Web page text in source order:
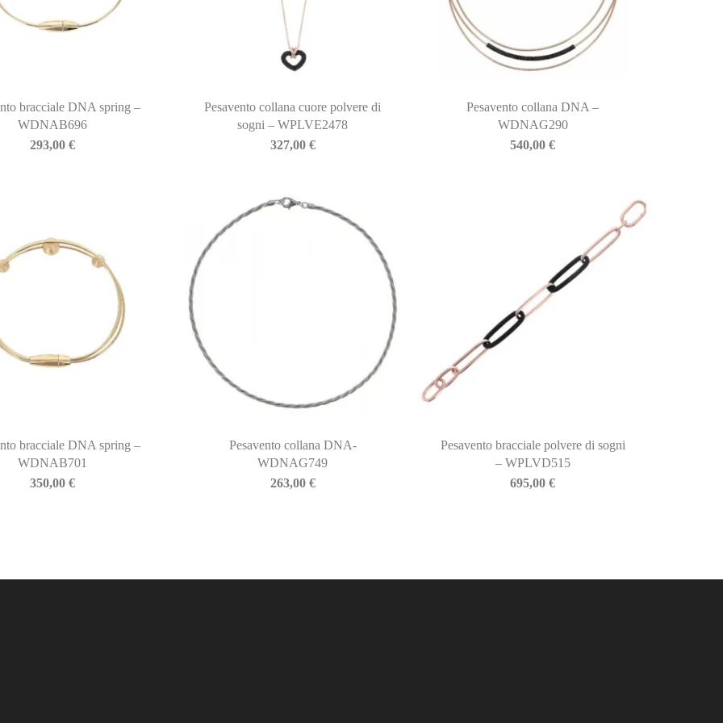
bracciale DNA spring –
WDNAB696
293,00€
Pesavento collana cuore polvere di
sogni – WPLVE2478
327,00 €
Pesavento collana DNA –
WDNAG290
540,00€
bracciale DNA spring –
WDNAB701
350,00€
Pesavento collana DNA-
WDNAG749
263,00 €
Pesavento bracciale polvere di sogni
– WPLVD515
695,00€